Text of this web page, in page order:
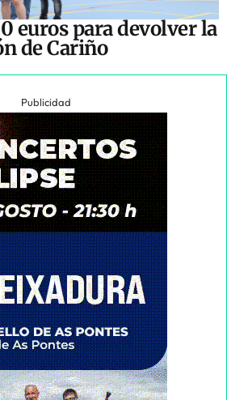
euros para devolver la
de Cariño
Publicidad